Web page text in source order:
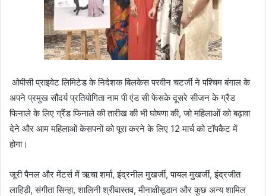
ओपीसी प्राइवेट लिमिटेड के निदेशक बिलकेस परवीन चटर्जी ने पश्चिम बंगाल के
अपने प्रमुख सौंदर्य प्रतियोगिता नाम पी एंड सी फेसके दूसरे सीजन के ग्रैंड
फिनाले के लिए ग्रैंड फिनाले की तारीख की भी घोषणा की,जो महिलाओं को बढ़ावा
देने और आम महिलाओं केसपनों को पूरा करने के लिए 12मार्च को टॉपकैट में
होगा।
जूरी पैनल और मेंटर्स में ऋचा शर्मा,इंद्रनील मुखर्जी,पायल मुखर्जी,इंद्रजीत
लाहिड़ी,संगीता सिन्हा,शालिनी श्रीवास्तव,मीनाक्षीसूडान और कुछ अन्य शामिल